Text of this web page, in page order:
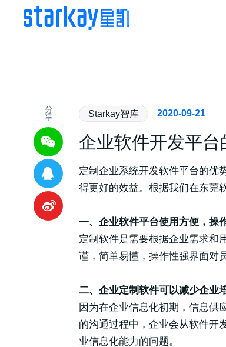
分
享
Starkay智库 2020-09-21
企业软件开发平台
定制企业系统开发软件平台的优
得更好的效益。根据我们在东莞
一、企业软件平台使用方便，操
定制软件是需要根据企业需求和
谨，简单易懂，操作性强界面对
二、企业定制软件可以减少企业
因为在企业信息化初期，信息供
的沟通过程中，企业会从软件开
业信息化能力的问题。